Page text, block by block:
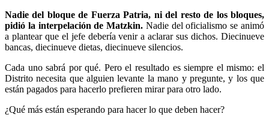
Nadie del bloque de Fuerza Patria, ni del resto de los bloques,
pidió la interpelación de Matzkin. Nadie del oficialismo se animó
a plantear que el jefe debería venir a aclarar sus dichos. Diecinueve
bancas, diecinueve dietas, diecinueve silencios.
Cada uno sabrá por qué. Pero el resultado es siempre el mismo: el
Distrito necesita que alguien levante la mano y pregunte, y los que
están pagados para hacerlo prefieren mirar para otro lado.
¿Qué más están esperando para hacer lo que deben hacer?